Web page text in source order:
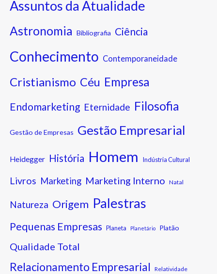
Assuntos da Atualidade
Astronomia Bibliografia Ciência
Conhecimento Contemporaneidade
Cristianismo Céu Empresa
Endomarketing Eternidade Filosofia
Gestão de Empresas Gestão Empresarial
Heidegger História Homem Indústria Cultural
Livros Marketing Marketing Interno Natal
Natureza Origem Palestras
Pequenas Empresas Planeta Planetário Platão
Qualidade Total
Relacionamento Empresarial Relatividade